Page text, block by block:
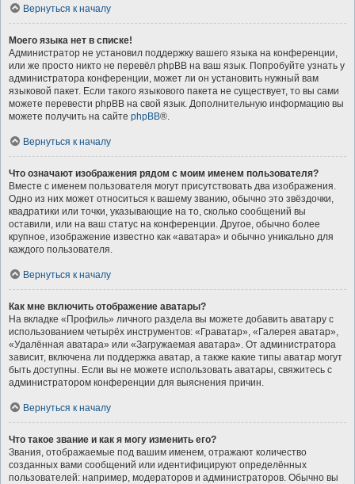
Вернуться к началу
Моего языка нет в списке!
Администратор не установил поддержку вашего языка на конференции,
или же просто никто не перевёл phpBB на ваш язык. Попробуйте узнать у
администратора конференции, может ли он установить нужный вам
языковой пакет. Если такого языкового пакета не существует, то вы сами
можете перевести phpBB на свой язык. Дополнительную информацию вы
можете получить на сайте phpBB®.
Вернуться к началу
Что означают изображения рядом с моим именем пользователя?
Вместе с именем пользователя могут присутствовать два изображения.
Одно из них может относиться к вашему званию, обычно это звёздочки,
квадратики или точки, указывающие на то, сколько сообщений вы
оставили, или на ваш статус на конференции. Другое, обычно более
крупное, изображение известно как «аватара» и обычно уникально для
каждого пользователя.
Вернуться к началу
Как мне включить отображение аватары?
На вкладке «Профиль» личного раздела вы можете добавить аватару с
использованием четырёх инструментов: «Граватар», «Галерея аватар»,
«Удалённая аватара» или «Загружаемая аватара». От администратора
зависит, включена ли поддержка аватар, а также какие типы аватар могут
быть доступны. Если вы не можете использовать аватары, свяжитесь с
администратором конференции для выяснения причин.
Вернуться к началу
Что такое звание и как я могу изменить его?
Звания, отображаемые под вашим именем, отражают количество
созданных вами сообщений или идентифицируют определённых
пользователей: например, модераторов и администраторов. Обычно вы